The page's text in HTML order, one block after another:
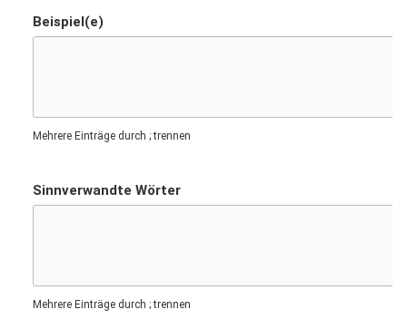
Beispiel(e)
Mehrere Einträge durch ; trennen
Sinnverwandte Wörter
Mehrere Einträge durch ; trennen